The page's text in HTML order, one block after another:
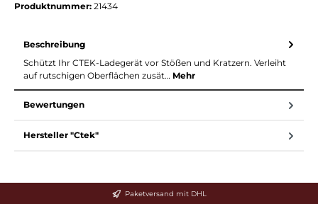
Produktnummer: 21434
Beschreibung
Schützt Ihr CTEK-Ladegerät vor Stößen und Kratzern. Verleiht
auf rutschigen Oberflächen zusät… Mehr
Bewertungen
Hersteller "Ctek"
Paketversand mit DHL